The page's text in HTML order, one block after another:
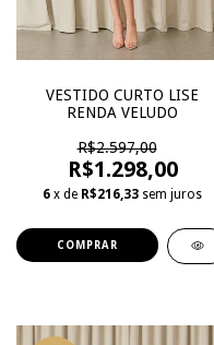
VESTIDO CURTO LISE
RENDA VELUDO
R$2.597,00
R$1.298,00
6 x de R$216,33 sem juros
COMPRAR